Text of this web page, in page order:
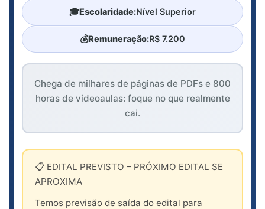
🎓Escolaridade:Nível Superior
💰Remuneração:R$ 7.200
Chega de milhares de páginas de PDFs e 800
horas de videoaulas: foque no que realmente
cai.
📋 EDITAL PREVISTO – PRÓXIMO EDITAL SE
APROXIMA
Temos previsão de saída do edital para